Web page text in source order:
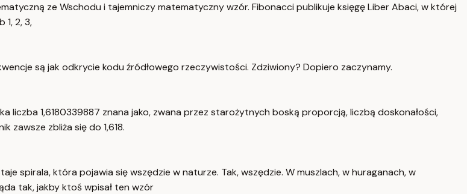
ze Wschodu i tajemniczy matematyczny wzór. Fibonacci publikuje księgę Liber Abaci, w której
2, 3,
są jak odkrycie kodu źródłowego rzeczywistości. Zdziwiony? Dopiero zaczynamy.
liczba 1,6180339887 znana jako, zwana przez starożytnych boską proporcją, liczbą doskonałości,
zawsze zbliża się do 1,618.
spirala, która pojawia się wszędzie w naturze. Tak, wszędzie. W muszlach, w huraganach, w
tak, jakby ktoś wpisał ten wzór